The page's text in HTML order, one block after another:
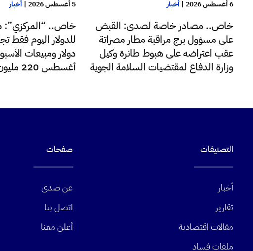
6 أغسطس 2026 | أخبار
خاص.. مصادر خاصة لصدى: القبض
على مسؤول برج مراقبة مطار مصراتة
عقب اعتراضه على هبوط طائرة وكيل
وزارة الدفاع لمقتضيات السلامة الجوية
5 أغسطس 2026 | أخبار
خاص.. “المركزي”:
دولار ومبيعات
أغسطس 220 مليون دولار
التصنيفات
أخبار
تقارير
مقالات اقتصادية
ملفات فساد
صفحات
عن صدى
اتصل بنا
أعلن معنا